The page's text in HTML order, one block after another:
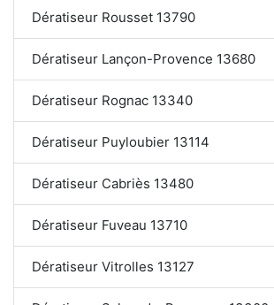
Dératiseur Rousset 13790
Dératiseur Lançon-Provence 13680
Dératiseur Rognac 13340
Dératiseur Puyloubier 13114
Dératiseur Cabriès 13480
Dératiseur Fuveau 13710
Dératiseur Vitrolles 13127